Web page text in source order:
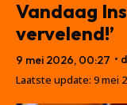
Vandaag
vervelend!’
9 mei 2026, 00:27 •
Laatste update: 9 mei